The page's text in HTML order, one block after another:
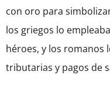
con oro para
los griegos lo
héroes, y los romanos
tributarias y pagos de